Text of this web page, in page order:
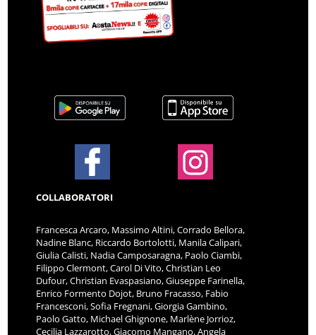
COLLABORATORI
Francesca Arcaro, Massimo Altini, Corrado Bellora,
Nadine Blanc, Riccardo Bortolotti, Manila Calipari,
Giulia Calisti, Nadia Camposaragna, Paolo Ciambi,
Filippo Clermont, Carol Di Vito, Christian Leo
Dufour, Christian Evaspasiano, Giuseppe Farinella,
Enrico Formento Dojot, Bruno Fracasso, Fabio
Francesconi, Sofia Fregnani, Giorgia Gambino,
Paolo Gatto, Michael Ghignone, Marlène Jorrioz,
Cecilia Lazzarotto, Giacomo Mangano, Angela